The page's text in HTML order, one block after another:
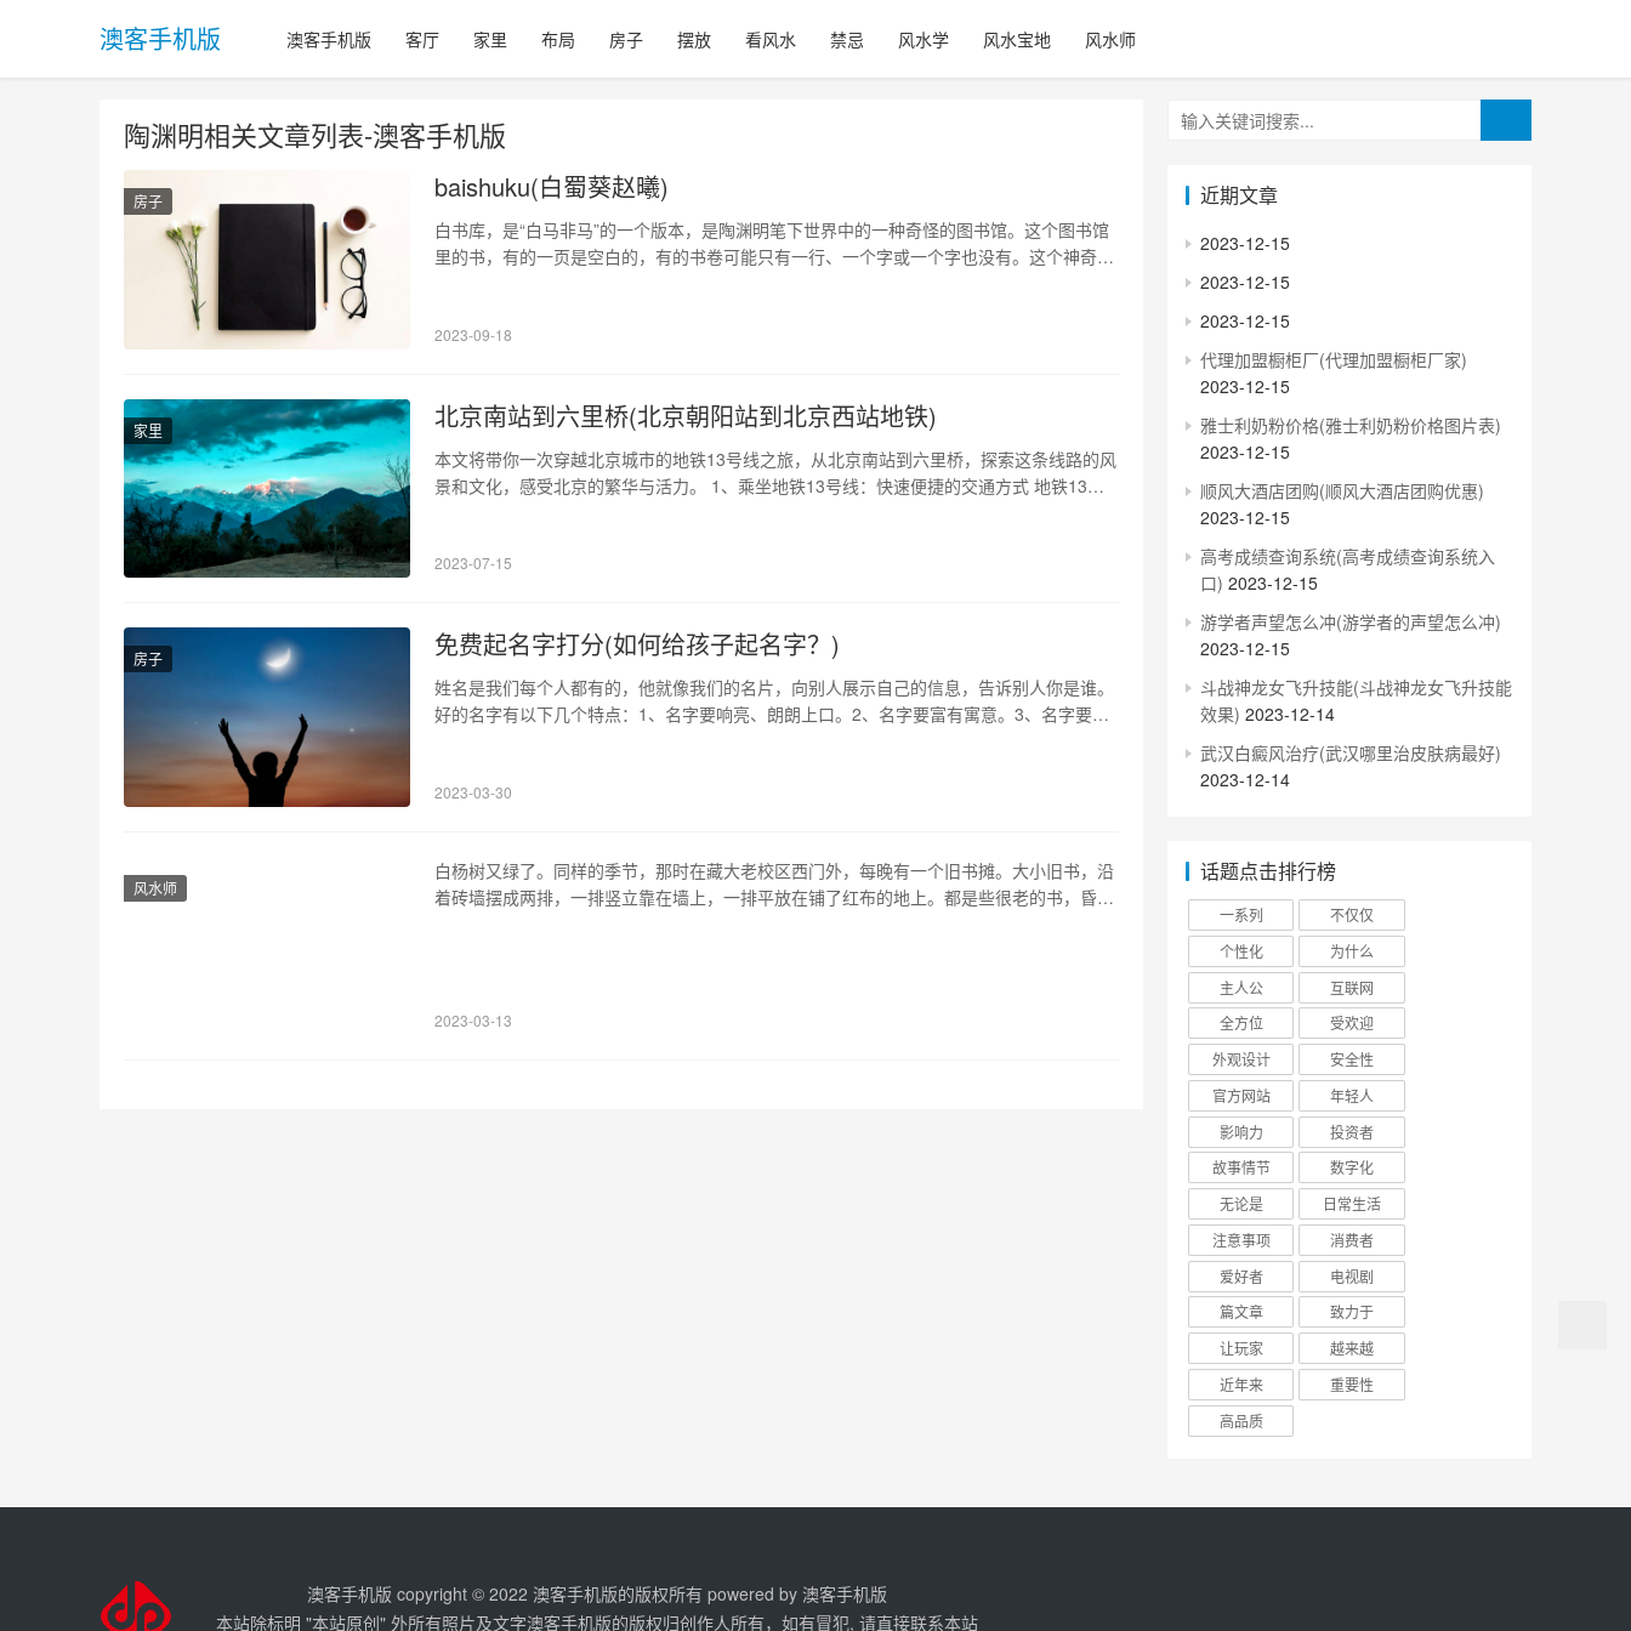
澳客手机版 澳客手机版 客厅 家里 布局 房子 摆放 看风水 禁忌 风水学 风水宝地 风水师
陶渊明相关文章列表-澳客手机版
房子 baishuku(白蜀葵赵曦)
白书库，是“白马非马”的一个版本，是陶渊明笔下世界中的一种奇怪的图书馆。这个图书馆
里的书，有的一页是空白的，有的书卷可能只有一行、一个字或一个字也没有。这个神奇的
各种部位进行了详细分类和描述，引申…
2023-09-18
家里 北京南站到六里桥(北京朝阳站到北京西站地铁)
本文将带你一次穿越北京城市的地铁13号线之旅，从北京南站到六里桥，探索这条线路的风
景和文化，感受北京的繁华与活力。 1、乘坐地铁13号线：快速便捷的交通方式 地铁13号
间为早6:00到晚22:0…
2023-07-15
房子 免费起名字打分(如何给孩子起名字？)
姓名是我们每个人都有的，他就像我们的名片，向别人展示自己的信息，告诉别人你是谁。
好的名字有以下几个特点：1、名字要响亮、朗朗上口。2、名字要富有寓意。3、名字要便
职业发展方向，名字中要有相关方面的信息…
2023-03-30
风水师
白杨树又绿了。同样的季节，那时在藏大老校区西门外，每晚有一个旧书摊。大小旧书，沿
着砖墙摆成两排，一排竖立靠在墙上，一排平放在铺了红布的地上。都是些很老的书，昏黄
2023-03-13
近期文章
2023-12-15
2023-12-15
2023-12-15
代理加盟橱柜厂(代理加盟橱柜厂家)
2023-12-15
雅士利奶粉价格(雅士利奶粉价格图片表)
2023-12-15
顺风大酒店团购(顺风大酒店团购优惠)
2023-12-15
高考成绩查询系统(高考成绩查询系统入
口) 2023-12-15
游学者声望怎么冲(游学者的声望怎么冲)
2023-12-15
斗战神龙女飞升技能(斗战神龙女飞升技能
效果) 2023-12-14
武汉白癜风治疗(武汉哪里治皮肤病最好)
2023-12-14
话题点击排行榜
一系列
不仅仅
个性化
为什么
主人公
互联网
全方位
受欢迎
外观设计
安全性
官方网站
年轻人
影响力
投资者
故事情节
数字化
无论是
日常生活
注意事项
消费者
爱好者
电视剧
篇文章
致力于
让玩家
越来越
近年来
重要性
高品质
澳客手机版 copyright © 2022 澳客手机版的版权所有 powered by 澳客手机版
本站除标明 "本站原创" 外所有照片及文字澳客手机版的版权归创作人所有，如有冒犯, 请直接联系本站